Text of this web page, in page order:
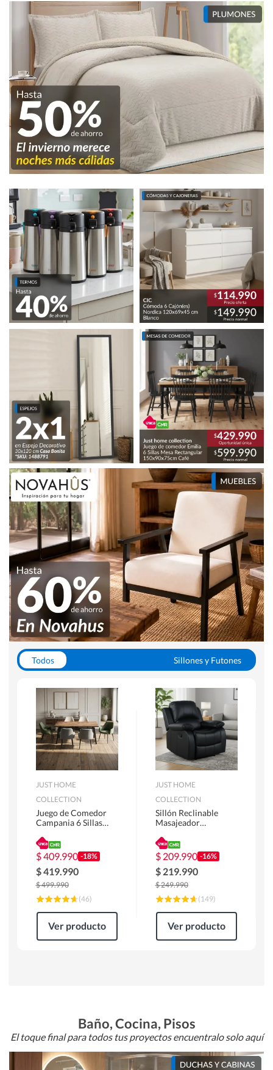
Todos
Sillones y Futones
Escritorios y Sillas PC
Racks y Muebles TV
Alfombras
JUST HOME
COLLECTION
Juego de Comedor
Campania 6 Sillas
180 x 90 x 76 cm
Café
$409.990 -18%
$419.990
$499.990
(46)
Ver producto
JUST HOME
COLLECTION
Sillón Reclinable
Masajeador
Atlanta 91x101x94
cm Negro
$ 209.990 -16%
$ 219.990
$249.990
(149)
Ver producto
Baño, Cocina, Pisos
El toque final para todos tus proyectos encuentralo solo aquí